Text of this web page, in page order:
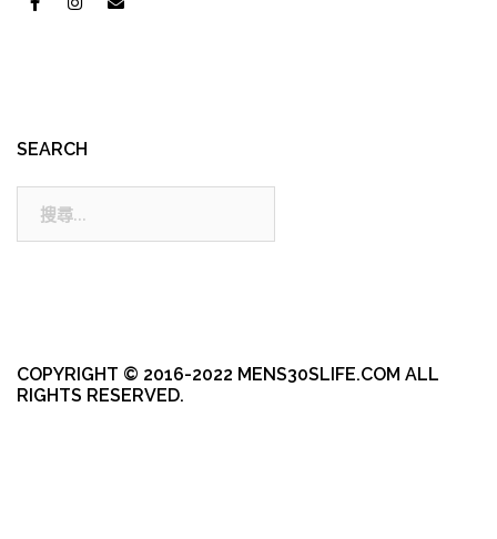
SEARCH
COPYRIGHT © 2016-2022 MENS30SLIFE.COM ALL
RIGHTS RESERVED.